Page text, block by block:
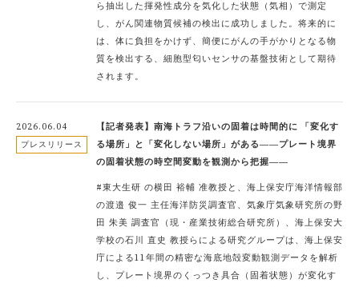
ら抽出した揮発性成分を気化した状態（気相）で測定
し、がん関連物質候補の検出に成功しました。将来的に
は、体に負担をかけず、簡便にがんの手がかりとなる物
質を検出する、細胞型匂いセンサの基盤技術として期待
されます。
2026.06.04
プレスリリース
【記者発表】南海トラフ沿いの固着は時間的に 「変化す
る場所」と「変化しない場所」がある――プレート境界
の固着状態の時空間変動を観測から把握――
#東大生研 の横田 裕輔 准教授と、海上保安庁海洋情報部
の渡邉 俊一 主任海洋防災調査官、気象庁気象研究所の野
田 朱美 調査官（現・産業技術総合研究所）、海上保安大
学校の石川 直史 教授らによる研究グループは、海上保安
庁による11年間の精密な海底地殻変動観測データを解析
し、プレート境界のくっつき具合（固着状態）が変化す